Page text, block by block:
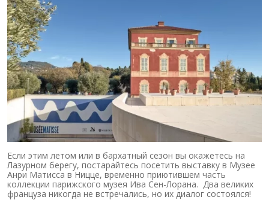
Если этим летом или в бархатный сезон вы окажетесь на
Лазурном берегу, постарайтесь посетить выставку в Музее
Анри Матисса в Ницце, временно приютившем часть
коллекции парижского музея Ива Сен-Лорана. Два великих
француза никогда не встречались, но их диалог состоялся!